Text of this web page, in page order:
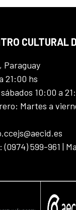
CULTURAL
Paraguay
21:00 hs
10:00 a
Martes a
599-961 |